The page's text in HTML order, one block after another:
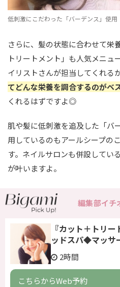
低刺激にこだわった「バーデンス」使用
さらに、髪の状態に合わせて栄
トリートメント」も人気メニュ
イリストさんが担当してくれる
てどんな栄養を調合するのがベ
くれるはずですよ◎
肌や髪に低刺激を追及した「バ
用しているのもアールシープの
す。ネイルサロンも併設してい
が叶いますよ。
編集部イチ
『カット＋トリ
ッドスパ◆マッサ
2時間
こちらからWeb予約